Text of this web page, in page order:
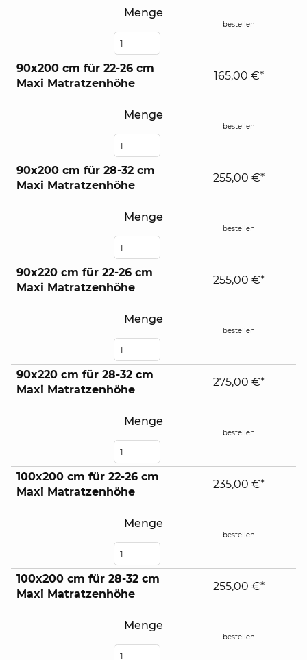
Menge
bestellen
90x200 cm für 22-26 cm
Maxi Matratzenhöhe
Menge
165,00 €*
bestellen
90x200 cm für 28-32 cm
Maxi Matratzenhöhe
Menge
255,00 €*
bestellen
90x220 cm für 22-26 cm
Maxi Matratzenhöhe
Menge
255,00 €*
bestellen
90x220 cm für 28-32 cm
Maxi Matratzenhöhe
Menge
275,00 €*
bestellen
100x200 cm für 22-26 cm
Maxi Matratzenhöhe
Menge
235,00 €*
bestellen
100x200 cm für 28-32 cm
Maxi Matratzenhöhe
Menge
255,00 €*
bestellen